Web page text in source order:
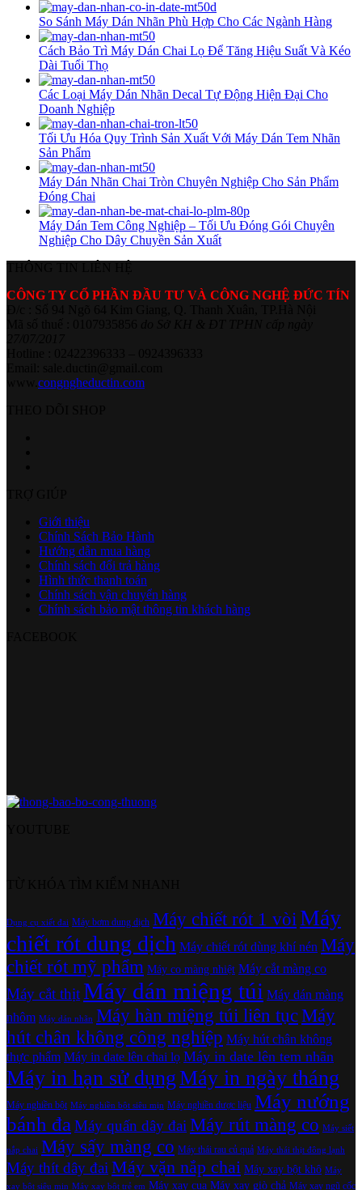
So Sánh Máy Dán Nhãn Phù Hợp Cho Các Ngành Hàng
Cách Bảo Trì Máy Dán Chai Lọ Để Tăng Hiệu Suất Và Kéo
Dài Tuổi Thọ
Các Loại Máy Dán Nhãn Decal Tự Động Hiện Đại Cho
Doanh Nghiệp
Tối Ưu Hóa Quy Trình Sản Xuất Với Máy Dán Tem Nhãn
Sản Phẩm
Máy Dán Nhãn Chai Tròn Chuyên Nghiệp Cho Sản Phẩm
Đóng Chai
Máy Dán Tem Công Nghiệp – Tối Ưu Đóng Gói Chuyên
Nghiệp Cho Dây Chuyền Sản Xuất
CÔNG TY CỔ PHẦN ĐẦU TƯ VÀ CÔNG NGHỆ ĐỨC TÍN
congngheductin.com
Giới thiệu
Chính Sách Bảo Hành
Hướng dẫn mua hàng
Chính sách đổi trả hàng
Hình thức thanh toán
Chính sách vận chuyển hàng
Chính sách bảo mật thông tin khách hàng
Dụng cụ xiết đai Máy bơm dung dịch Máy chiết rót 1 vòiMáy
chiết rót dung dịch Máy chiết rót dùng khí nén Máy
chiết rót mỹ phẩm Máy co màng nhiệt Máy cắt màng co
Máy cắt thịtMáy dán miệng túi Máy dán màng
nhôm Máy dán nhãn Máy hàn miệng túi liên tụcMáy
hút chân không công nghiệp Máy hút chân không
thực phẩm Máy in date lên chai lọ Máy in date lên tem nhãn
Máy in hạn sử dụngMáy in ngày tháng
Máy nghiền bột Máy nghiền bột siêu mịn Máy nghiền dược liệu Máy nướng
bánh đa Máy quấn dây đai Máy rút màng co Máy siết
nắp chai Máy sấy màng co Máy thái rau củ quả Máy thái thịt đông lạnh
Máy thít dây đai Máy vặn nắp chai Máy xay bột khô Máy
xay bột siêu mịn Máy xay bột trẻ em Máy xay cua Máy xay giò chả Máy xay ngũ cốc